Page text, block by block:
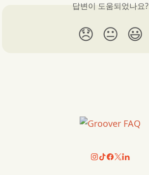
답변이 도움되었나요?
😞 😐 😃